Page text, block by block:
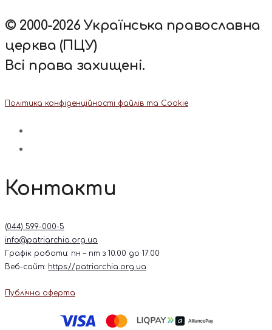
© 2000-2026 Українська православна
церква (ПЦУ)
Всі права захищені.
Політика конфіденційності файлів та Cookie
Контакти
(044) 599-000-5
info@patriarchia.org.ua
Графік роботи: пн – пт з 10:00 до 17:00
Веб-сайт: https://patriarchia.org.ua
Публічна оферта